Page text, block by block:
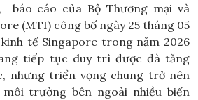
báo cáo của Bộ Thương mại và
(MTI) công bố ngày 25 tháng 05
tế Singapore trong năm 2026
tiếp tục duy trì được đà tăng
nhưng triển vọng chung trở nên
trường bên ngoài nhiều biến